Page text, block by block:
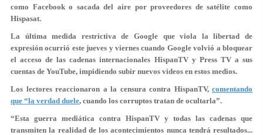
como Facebook o sacada del aire por proveedores de satélite como
Hispasat.
La última medida restrictiva de Google que viola la libertad de
expresión ocurrió este jueves y viernes cuando Google volvió a bloquear
el acceso de las cadenas internacionales HispanTV y Press TV a sus
cuentas de YouTube, impidiendo subir nuevos vídeos en estos medios.
Los lectores reaccionaron a la censura contra HispanTV, comentando
que “la verdad duele, cuando los corruptos tratan de ocultarla”.
“Esta guerra mediática contra HispanTV y todas las cadenas que
transmiten la realidad de los acontecimientos nunca tendrá resultados...